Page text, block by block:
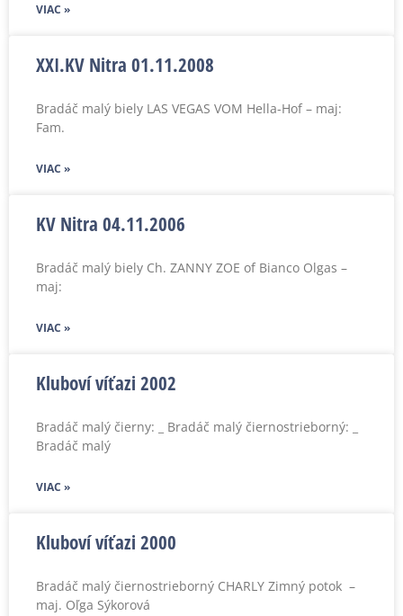
VIAC »
XXI.KV Nitra 01.11.2008
Bradáč malý biely LAS VEGAS VOM Hella-Hof – maj:
Fam.
VIAC »
KV Nitra 04.11.2006
Bradáč malý biely Ch. ZANNY ZOE of Bianco Olgas –
maj:
VIAC »
Kluboví víťazi 2002
Bradáč malý čierny: _ Bradáč malý čiernostrieborný: _
Bradáč malý
VIAC »
Kluboví víťazi 2000
Bradáč malý čiernostrieborný CHARLY Zimný potok –
maj. Oľga Sýkorová